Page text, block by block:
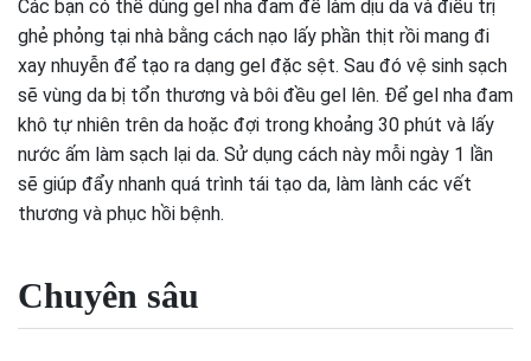
Các bạn có thể dùng gel nha đam để làm dịu da và điều trị
ghẻ phỏng tại nhà bằng cách nạo lấy phần thịt rồi mang đi
xay nhuyễn để tạo ra dạng gel đặc sệt. Sau đó vệ sinh sạch
sẽ vùng da bị tổn thương và bôi đều gel lên. Để gel nha đam
khô tự nhiên trên da hoặc đợi trong khoảng 30 phút và lấy
nước ấm làm sạch lại da. Sử dụng cách này mỗi ngày 1 lần
sẽ giúp đẩy nhanh quá trình tái tạo da, làm lành các vết
thương và phục hồi bệnh.
Chuyên sâu